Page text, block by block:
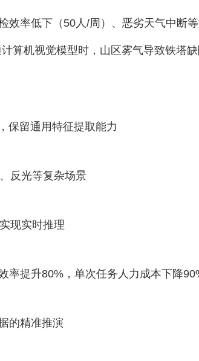
效率低下（50人/周）、恶劣天气中断
算机视觉模型时，山区雾气导致铁塔
保留通用特征提取能力
反光等复杂场景
现实时推理
率提升80%，单次任务人力成本下降
的精准推演